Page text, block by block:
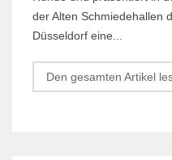
der Alten Schmiedehallen
Düsseldorf eine...
Den gesamten Artikel